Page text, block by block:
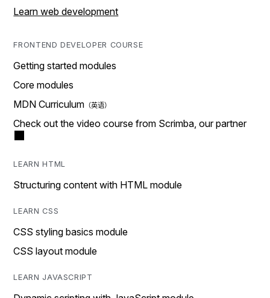
Learn web development
FRONTEND DEVELOPER COURSE
Getting started modules
Core modules
MDN Curriculum
Check out the video course from Scrimba, our partner
LEARN HTML
Structuring content with HTML module
LEARN CSS
CSS styling basics module
CSS layout module
LEARN JAVASCRIPT